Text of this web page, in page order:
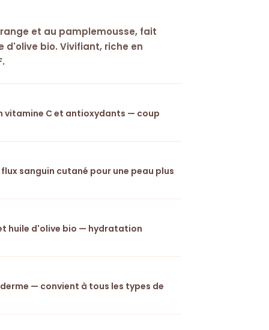
et au pamplemousse, fait
d'olive bio. Vivifiant, riche en
vitamine C et antioxydants — coup
sanguin cutané pour une peau plus
huile d'olive bio — hydratation
— convient à tous les types de